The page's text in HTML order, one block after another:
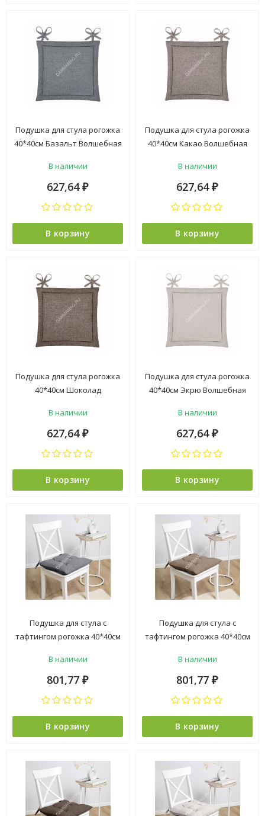
Подушка для стула рогожка
40*40см Базальт Волшебная
В наличии
627,64 ₽
В корзину
Подушка для стула рогожка
40*40см Какао Волшебная
В наличии
627,64 ₽
В корзину
Подушка для стула рогожка
40*40см Шоколад
В наличии
627,64 ₽
В корзину
Подушка для стула рогожка
40*40см Экрю Волшебная
В наличии
627,64 ₽
В корзину
Подушка для стула с
тафтингом рогожка 40*40см
*1/8
В наличии
801,77 ₽
В корзину
Подушка для стула с
тафтингом рогожка 40*40см
В наличии
801,77 ₽
В корзину